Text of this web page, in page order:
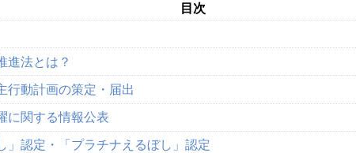
目次
進法とは？
行動計画の策定・届出
に関する情報公表
」認定・「プラチナえるぼし」認定